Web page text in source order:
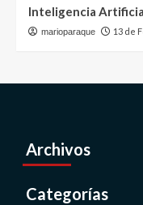
Inteligencia
marioparaque 13 de
Archivos
Categorías